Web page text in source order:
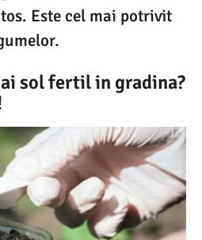
Este cel mai potrivit
sol fertil in gradina?